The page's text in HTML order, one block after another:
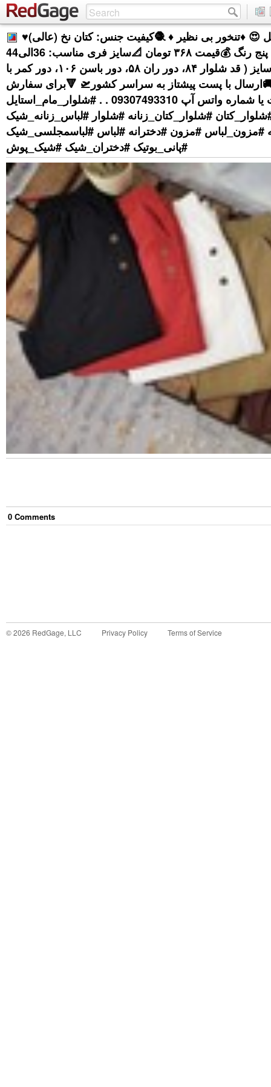
♥️شلوار مام استایل 😍 ♦️تنخور بی نظیر ♦️ 🧶کیفیت جنس: کتان نخ (عالی)
🎨رنگبندی: پنج رنگ 💰قیمت ۳۶۸ تومان 📐سایز فری مناسب: 36الی44
راهنمای سایز ( قد شلوار ۸۴، دور ران ۵۸، دور باسن ۱۰۶، دور کمر با
۱۰۲) 🚚ارسال با پست پیشتاز به سراسر کشور🛫 🔻برای سفارش
دایرکت یا شماره واتس آپ 09307493310 . . #شلوار_مام_استایل
#شلوار_کتان_زنانه #شلوار #لباس_زنانه_شیک
#مزون_لباس #مزون #دخترانه #لباس #لباسمجلسی_شیک
#پانی_بوتیک #دختران_شیک #شیک_پوش
0 Comments
©2026 RedGage, LLC Privacy Policy Terms of Service